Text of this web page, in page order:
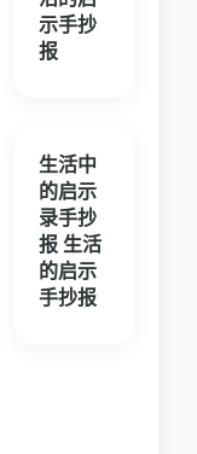
示手抄
报
生活中
的启示
录手抄
报 生活
的启示
手抄报